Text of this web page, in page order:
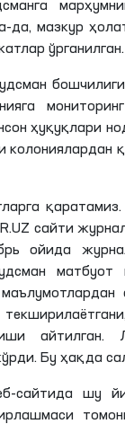
да, мазкур
ўрганилган.
ҳуқуқлари
сайти
ойида
матбуот
текширилаётгани
айтилган.
Бу ҳақда
-сайтида шу